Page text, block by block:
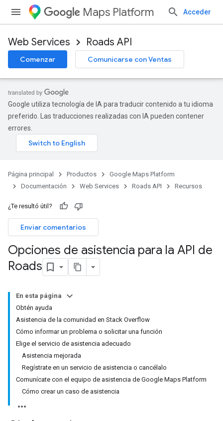
Maps Platform Acceder
Web Services Roads API
Comenzar Comunicarse con Ventas
Google utiliza tecnología de IA para traducir contenido a tu idioma
preferido. Las traducciones realizadas con IA pueden contener
errores.
Página principal Productos
Google Maps Platform
Documentación
Web Services Roads API Recursos
¿Te resultó útil?
Enviar comentarios
Opciones de asistencia para la API de
Roads
En esta página
Obtén ayuda
Asistencia de la comunidad en Stack Overflow
Cómo informar un problema o solicitar una función
Elige el servicio de asistencia adecuado
Asistencia mejorada
Regístrate en un servicio de asistencia o cancélalo
Comunícate con el equipo de asistencia de Google Maps Platform
Cómo crear un caso de asistencia